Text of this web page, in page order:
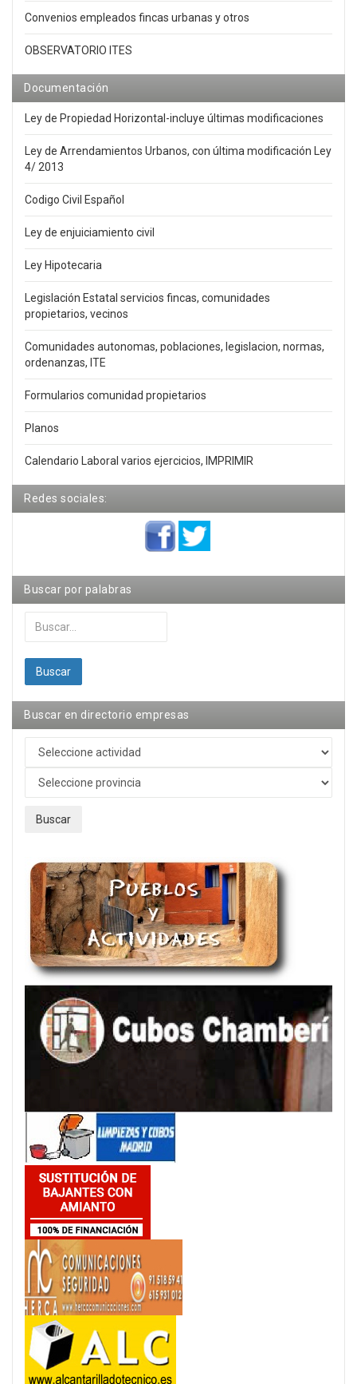
Convenios empleados fincas urbanas y otros
OBSERVATORIO ITES
Documentación
Ley de Propiedad Horizontal-incluye últimas modificaciones
Ley de Arrendamientos Urbanos, con última modificación Ley
4/ 2013
Codigo Civil Español
Ley de enjuiciamiento civil
Ley Hipotecaria
Legislación Estatal servicios fincas, comunidades
propietarios, vecinos
Comunidades autonomas, poblaciones, legislacion, normas,
ordenanzas, ITE
Formularios comunidad propietarios
Planos
Calendario Laboral varios ejercicios, IMPRIMIR
Redes sociales:
Buscar por palabras
Buscar...
Buscar
Buscar en directorio empresas
Buscar